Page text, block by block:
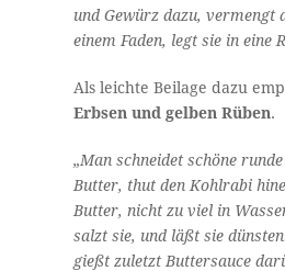
und Gewürz dazu, vermengt
einem Faden, legt sie in
Als leichte Beilage dazu
Erbsen und gelben Rüben.
„Man schneidet schöne
Butter, thut den Kohlrabi
Butter, nicht zu viel in
salzt sie, und läßt sie
gießt zuletzt Buttersauce